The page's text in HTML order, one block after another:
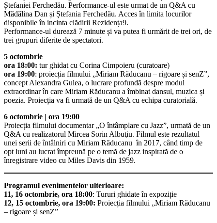
Ștefaniei Ferchedău. Performance-ul este urmat de un Q&A cu
Mădălina Dan și Ștefania Ferchedău. Acces în limita locurilor
disponibile în incinta clădirii Rezidența9.
Performance-ul durează 7 minute și va putea fi urmărit de trei ori, de
trei grupuri diferite de spectatori.
5 octombrie
ora 18:00: tur ghidat cu Corina Cimpoieru (curatoare)
ora 19:00: proiecția filmului „Miriam Răducanu – rigoare și senZ”,
concept Alexandra Gulea, o lucrare profundă despre modul
extraordinar în care Miriam Răducanu a îmbinat dansul, muzica și
poezia. Proiecția va fi urmată de un Q&A cu echipa curatorială.
6 octombrie | ora 19:00
Proiecția filmului documentar „O întâmplare cu Jazz”, urmată de un
Q&A cu realizatorul Mircea Sorin Albuţiu. Filmul este rezultatul
unei serii de întâlniri cu Miriam Răducanu în 2017, când timp de
opt luni au lucrat împreună pe o temă de jazz inspirată de o
înregistrare video cu Miles Davis din 1959.
Programul evenimentelor ulterioare:
11, 16 octombrie, ora 18:00: Tururi ghidate în expoziție
12, 15 octombrie, ora 19:00: Proiecția filmului „Miriam Răducanu
– rigoare și senZ”